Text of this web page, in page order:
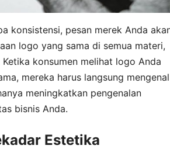
konsistensi, pesan merek Anda
logo yang sama di semua materi,
konsumen melihat logo Anda
mereka harus langsung
meningkatkan pengenalan
bisnis Anda.
Estetika